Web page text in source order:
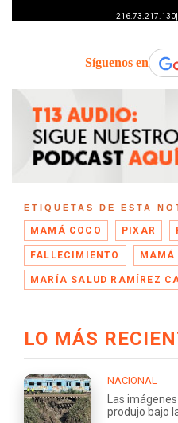
Síguenos en
ETIQUETAS DE ESTA
MAMÁ COCO PIXAR
FALLECIMIENTO MAMÁ
MARÍA SALUD RAMÍREZ
LO MÁS
NACIONAL
Las
produjo bajo